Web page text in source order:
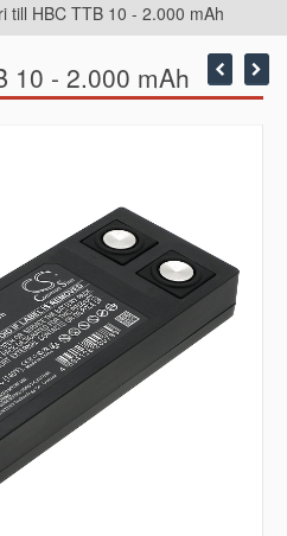
till HBC TTB 10 - 2.000 mAh
10 - 2.000 mAh